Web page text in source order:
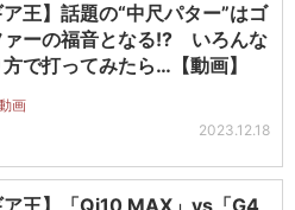
ア王】話題の“中尺パター”はゴ
ァーの福音となる!? いろんな
で打ってみたら…【動画】
画
2023.12.18